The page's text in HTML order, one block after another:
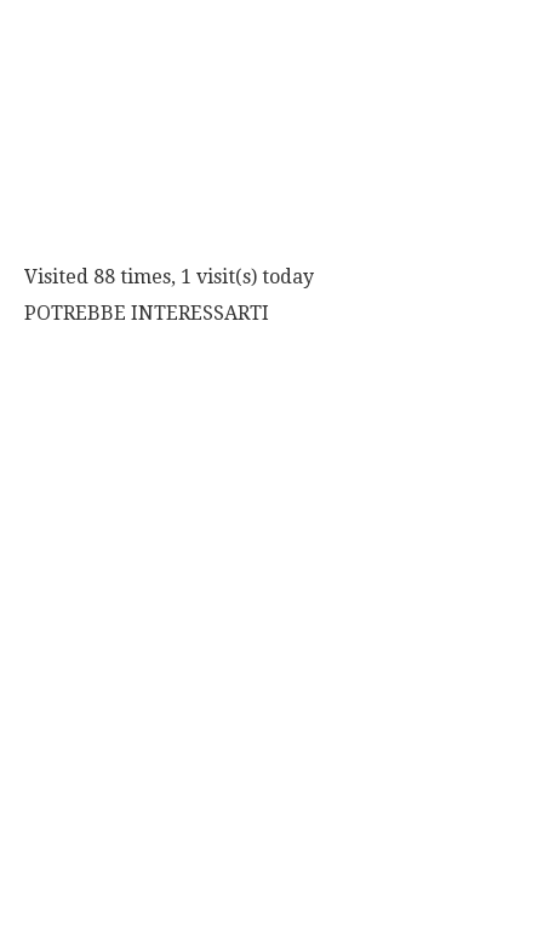
Visited 88 times, 1 visit(s) today
POTREBBE INTERESSARTI